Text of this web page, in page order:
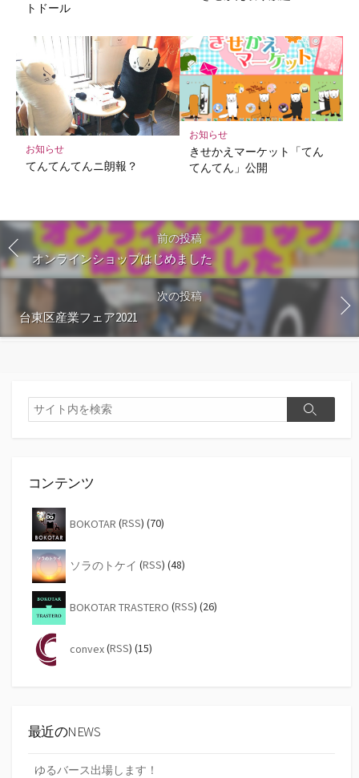
トドール
お知らせ
てんてんてんニ朗報？
お知らせ
きせかえマーケット「てん
てんてん」公開
前の投稿
オンラインショップはじめました
次の投稿
台東区産業フェア2021
検
索
検
コンテンツ
BOKOTAR (RSS) (70)
ソラのトケイ (RSS) (48)
BOKOTAR TRASTERO (RSS) (26)
convex(RSS) (15)
最近のNEWS
ゆるバース出場します！